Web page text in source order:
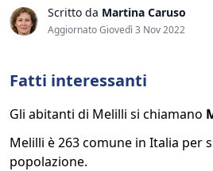
Scritto da Martina Caruso
Aggiornato Giovedì 3 Nov 2022
Fatti interessanti
Gli abitanti di Melilli si chiamano
Melilli è 263 comune in Italia per
popolazione.